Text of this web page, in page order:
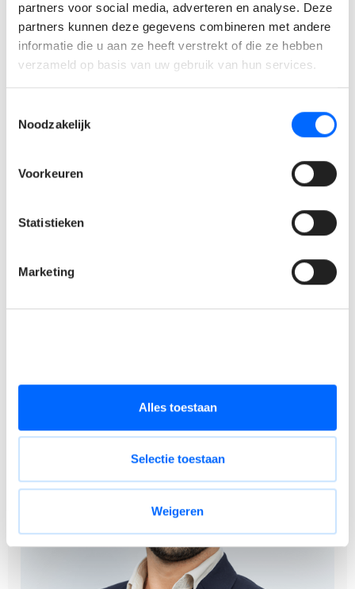
partners voor social media, adverteren en analyse. Deze
partners kunnen deze gegevens combineren met andere
informatie die u aan ze heeft verstrekt of die ze hebben
verzameld op basis van uw gebruik van hun services.
Noodzakelijk
Voorkeuren
Statistieken
Marketing
Alles toestaan
Selectie toestaan
Weigeren
Wat bieden wij jou?
Een zeer mooie maandverloning: €4.000 - €5.400 bruto
Werken in een familiale onderneming waar
Volop kansen om jezelf verder te ontwikkelen en te
Een competitief salarispakket met bedrijfswagen.
Maaltijdcheques van €10 per gewerkte dag.
Uitgebreide hospitalisatie-, tandzorg- en ambulante